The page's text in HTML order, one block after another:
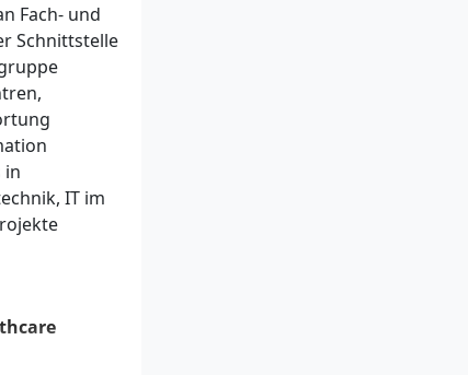
Fach- und
Schnittstelle
in
IT im